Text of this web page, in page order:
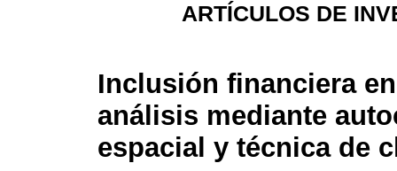
ARTÍCULOS DE
Inclusión financiera
análisis mediante
espacial y técnica de